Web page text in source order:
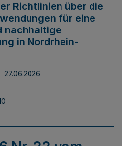
Richtlinien über die
für eine
nachhaltige
in Nordrhein-
27.06.2026